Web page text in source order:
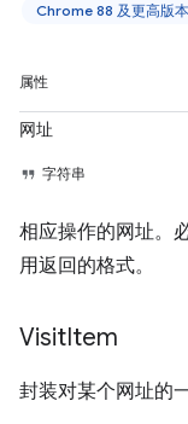
Chrome 88 及更高版本
属性
网址
字符串
相应操作的网址。
用返回的格式。
VisitItem
封装对某个网址的